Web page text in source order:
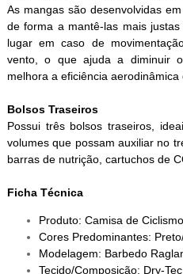
As mangas são desenvolvidas
de forma a mantê-las mais
lugar em caso de
vento, o que ajuda a diminuir o
melhora a eficiência aerodinâmica
Bolsos Traseiros
Possui três bolsos traseiros,
volumes que possam auxiliar no
barras de nutrição, cartuchos de
Ficha Técnica
Produto: Camisa de
Cores Predominantes:
Modelagem: Barbedo
Tecido/Composição: Dry-